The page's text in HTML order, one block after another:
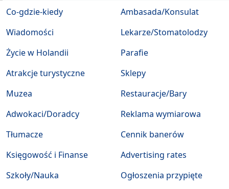
Co-gdzie-kiedy
Wiadomości
Życie w Holandii
Atrakcje turystyczne
Muzea
Ambasada/Konsulat
Lekarze/Stomatolodzy
Parafie
Sklepy
Restauracje/Bary
Adwokaci/Doradcy
Tłumacze
Księgowość i Finanse
Szkoły/Nauka
Reklama wymiarowa
Cennik banerów
Advertising rates
Ogłoszenia przypięte